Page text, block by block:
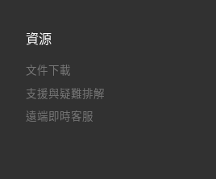
資源
文件下載
支援與疑難排解
遠端即時客服